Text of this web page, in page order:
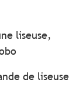
liseuse,
de liseuse